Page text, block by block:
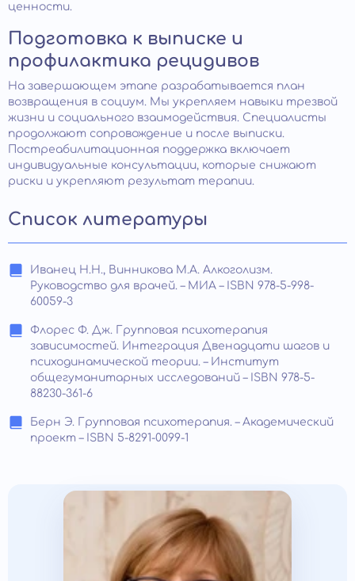
ценности.
Подготовка к выписке и
профилактика рецидивов
На завершающем этапе разрабатывается план
возвращения в социум. Мы укрепляем навыки трезвой
жизни и социального взаимодействия. Специалисты
продолжают сопровождение и после выписки.
Постреабилитационная поддержка включает
индивидуальные консультации, которые снижают
риски и укрепляют результат терапии.
Список литературы
Иванец Н.Н., Винникова М.А. Алкоголизм.
Руководство для врачей. – МИА – ISBN 978-5-998-
60059-3
Флорес Ф. Дж. Групповая психотерапия
зависимостей. Интеграция Двенадцати шагов и
психодинамической теории. – Институт
общегуманитарных исследований – ISBN 978-5-
88230-361-6
Берн Э. Групповая психотерапия. – Академический
проект – ISBN 5-8291-0099-1